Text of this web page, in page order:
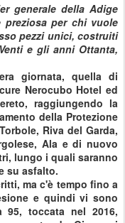
generale della Adige
per chi vuole
pezzi unici, costruiti
e gli anni Ottanta,
giornata, quella di
Nerocubo Hotel ed
raggiungendo la
della Protezione
Riva del Garda,
Ala e di nuovo
lungo i quali saranno
su asfalto.
ma c'è tempo fino a
e quindi vi sono
toccata nel 2016,